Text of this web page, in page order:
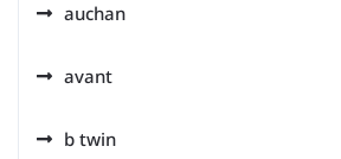
auchan
avant
b twin